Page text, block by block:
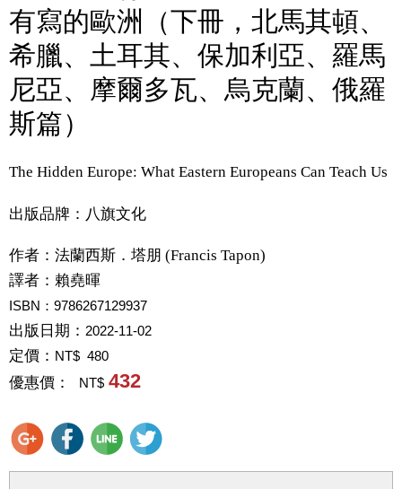
有寫的歐洲（下冊，北馬其頓、
希臘、土耳其、保加利亞、羅馬
尼亞、摩爾多瓦、烏克蘭、俄羅
斯篇）
The Hidden Europe: What Eastern Europeans Can Teach Us
出版品牌：八旗文化
作者： 法蘭西斯．塔朋 (Francis Tapon)
譯者： 賴堯暉
ISBN：9786267129937
出版日期： 2022-11-02
定價： NT$ 480
優惠價： NT$ 432